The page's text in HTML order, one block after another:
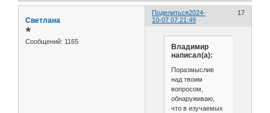
Поделиться 17
2024-
10-07 07:21:49
Светлана
✯
Сообщений: 1165
Владимир
написал(а):
Поразмыслив
над твоим
вопросом,
обнаруживаю,
что в изучаемых